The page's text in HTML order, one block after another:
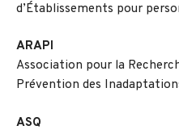
d’Établissements pour
ARAPI
Association pour la
Prévention des
ASQ